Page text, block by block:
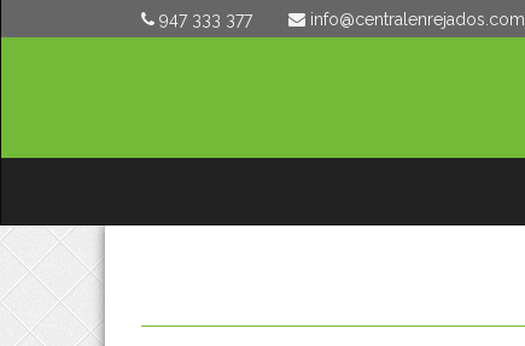
947 333 377 moc.sodajernelartnec@ofni